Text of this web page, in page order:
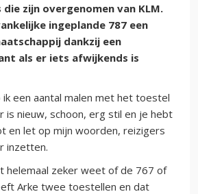
zijn overgenomen van KLM.
ingeplande 787 een
dankzij een
als er iets afwijkends is
een aantal malen met het toestel
is nieuw, schoon, erg stil en je hebt
en let op mijn woorden, reizigers
inzetten.
helemaal zeker weet of de 767 of
Arke twee toestellen en dat